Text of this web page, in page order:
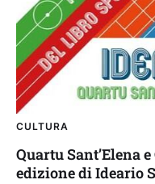
CULTURA
Quartu Sant’Elena
edizione di Ideario